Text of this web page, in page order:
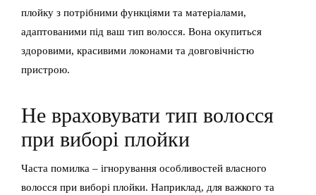
плойку з потрібними функціями та матеріалами,
адаптованими під ваш тип волосся. Вона окупиться
здоровими, красивими локонами та довговічністю
пристрою.
Не враховувати тип волосся
при виборі плойки
Часта помилка – ігнорування особливостей власного
волосся при виборі плойки. Наприклад, для важкого та